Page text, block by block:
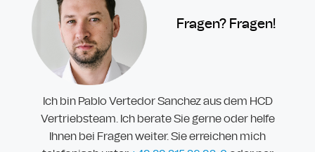
Fragen? Fragen!
Ich bin Pablo Vertedor Sanchez aus dem HCD
Vertriebsteam. Ich berate Sie gerne oder helfe
Ihnen bei Fragen weiter. Sie erreichen mich